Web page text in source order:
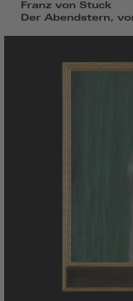
Franz von Stuck
Der Abendstern,